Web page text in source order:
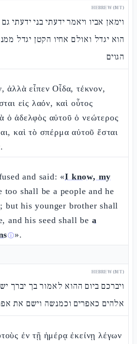
HEBREW (MT)
וימאן אביו ויאמר ידעתי בני ידעתי
הוא יגדל ואולם אחיו הקטן יגדל
הגוים
ἀλλὰ εἶπεν Οἶδα, τέκνον,
εἰς λαόν, καὶ οὗτος
ὁ ἀδελφὸς αὐτοῦ ὁ νεώτερος
καὶ τὸ σπέρμα αὐτοῦ ἔσται
and said: «I know, my
too shall be a people and he
but his younger brother shall
and his seed shall be a
ⓘ».
HEBREW (MT)
ויברכם ביום ההוא לאמור בך יברך
אלהים כאפרים וכמנשה וישם את
ἐν τῇ ἡμέρᾳ ἐκείνῃ λέγων